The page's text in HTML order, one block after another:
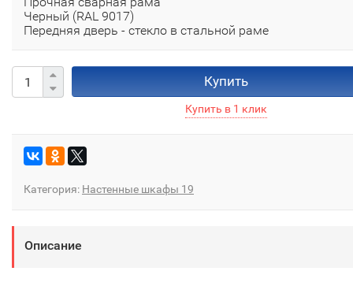
Черный (RAL 9017)
Передняя дверь - стекло в стальной раме
Купить
Категория: Настенные шкафы 19
Описание